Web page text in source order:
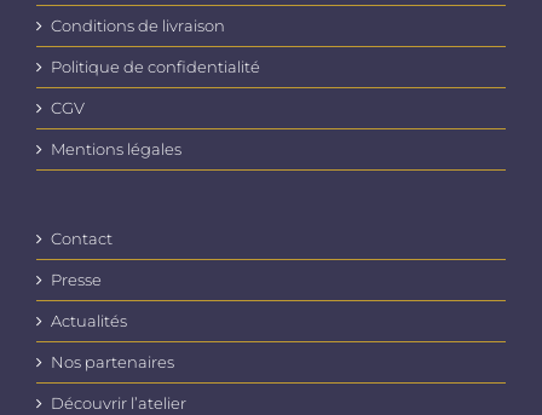
Conditions de livraison
Politique de confidentialité
CGV
Mentions légales
Contact
Presse
Actualités
Nos partenaires
Découvrir l’atelier